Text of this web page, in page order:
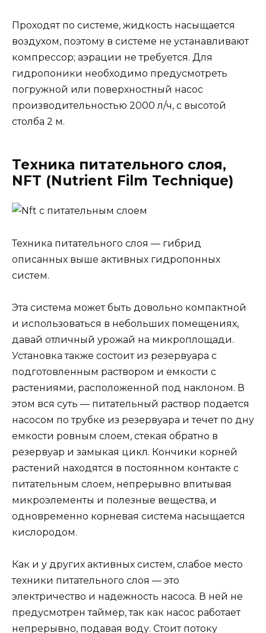
Проходят по системе, жидкость насыщается
воздухом, поэтому в системе не устанавливают
компрессор; аэрации не требуется. Для
гидропоники необходимо предусмотреть
погружной или поверхностный насос
производительностью 2000 л/ч, с высотой
столба 2 м.
Техника питательного слоя,
NFT (Nutrient Film Technique)
Техника питательного слоя — гибрид
описанных выше активных гидропонных
систем.
Эта система может быть довольно компактной
и использоваться в небольших помещениях,
давай отличный урожай на микроплощади.
Установка также состоит из резервуара с
подготовленным раствором и емкости с
растениями, расположенной под наклоном. В
этом вся суть — питательный раствор подается
насосом по трубке из резервуара и течет по дну
емкости ровным слоем, стекая обратно в
резервуар и замыкая цикл. Кончики корней
растений находятся в постоянном контакте с
питательным слоем, непрерывно впитывая
микроэлементы и полезные вещества, и
одновременно корневая система насыщается
кислородом.
Как и у других активных систем, слабое место
техники питательного слоя — это
электричество и надежность насоса. В ней не
предусмотрен таймер, так как насос работает
непрерывно, подавая воду. Стоит потоку